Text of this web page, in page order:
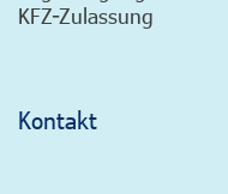
KFZ-Zulassung
Kontakt